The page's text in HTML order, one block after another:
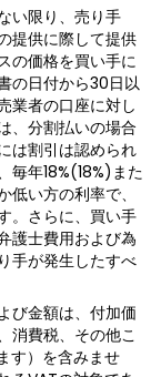
い限り、売り手
提供に際して提供
の価格を買い手に
の日付から30日以
業者の口座に対し
、分割払いの場合
は割引は認められ
毎年18%(18%)また
い方の利率で、
。さらに、買い手
護士費用および為
手が発生したすべ
び金額は、付加価
消費税、その他こ
す）を含みませ